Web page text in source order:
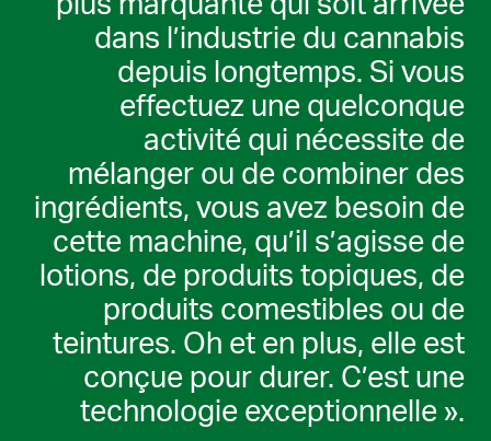
dans l’industrie du cannabis
depuis longtemps. Si vous
effectuez une quelconque
activité qui nécessite de
mélanger ou de combiner des
ingrédients, vous avez besoin de
cette machine, qu’il s’agisse de
lotions, de produits topiques, de
produits comestibles ou de
teintures. Oh et en plus, elle est
conçue pour durer. C’est une
technologie exceptionnelle ».